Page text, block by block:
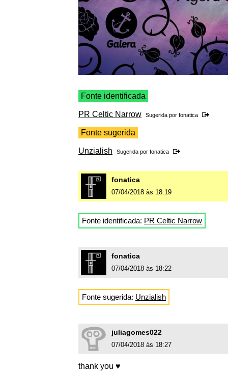
Fonte identificada
PR Celtic Narrow Sugerida por fonatica
Fonte sugerida
Unzialish Sugerida por fonatica
fonatica
07/04/2018 às 18:19
Fonte identificada: PR Celtic Narrow
fonatica
07/04/2018 às 18:22
Fonte sugerida: Unzialish
juliagomes022
07/04/2018 às 18:27
thank you ♥